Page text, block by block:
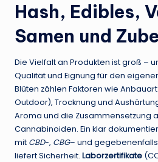
Hash, Edibles,
Samen und
Die Vielfalt an Produkten ist groß –
Qualität und Eignung für den
Blüten zählen Faktoren wie
Outdoor), Trocknung und
Aroma und die Zusammensetzung
Cannabinoiden. Ein klar
mit CBD-, CBG– und
liefert Sicherheit. Laborzertifikate